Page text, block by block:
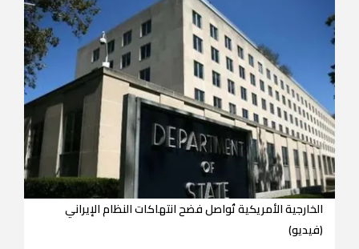
الخارجية الأمريكية تُواصل فضح انتهاكات النظام الإيراني
(فيديو)